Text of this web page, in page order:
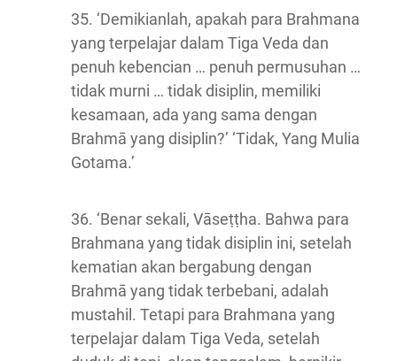
35. ‘Demikianlah, apakah para Brahmana
yang terpelajar dalam Tiga Veda dan
penuh kebencian … penuh permusuhan …
tidak murni … tidak disiplin, memiliki
kesamaan, ada yang sama dengan
Brahmā yang disiplin?’ ‘Tidak, Yang Mulia
Gotama.’
36. ‘Benar sekali, Vāseṭṭha. Bahwa para
Brahmana yang tidak disiplin ini, setelah
kematian akan bergabung dengan
Brahmā yang tidak terbebani, adalah
mustahil. Tetapi para Brahmana yang
terpelajar dalam Tiga Veda, setelah